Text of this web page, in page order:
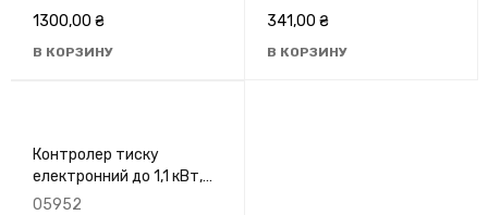
1300,00 ₴
В КОРЗИНУ
341,00 ₴
В КОРЗИНУ
Контролер тиску
електронний до 1,1 кВт,
кутовий 1" Koer KS-3
05952